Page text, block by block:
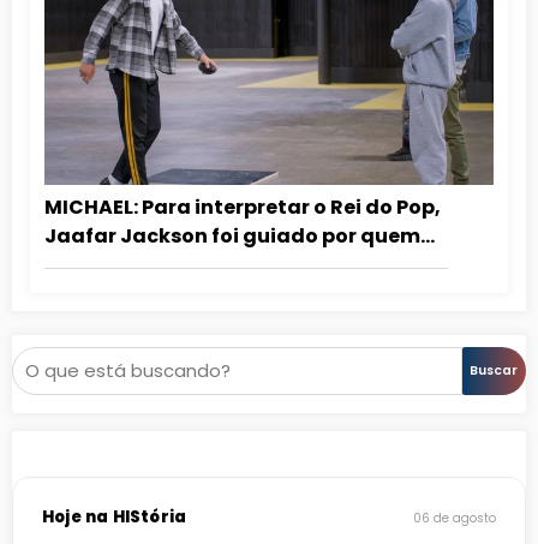
MICHAEL: Para interpretar o Rei do Pop,
Jaafar Jackson foi guiado por quem
dançou com ele
Pesquisar Buscar
Hoje na HIStória 06 de agosto